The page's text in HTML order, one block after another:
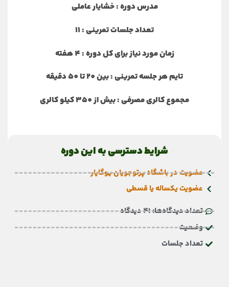
مدرس دوره : خشایار عاملی
تعداد جلسات تمرینی : 11
زمان مورد نیاز برای کل دوره : 4 هفته
تایم هر جلسه تمرینی : بین 20 تا 50 دقیقه
مجموع کالری مصرفی : بیش از 350 کیلو کالری
شرایط دسترسی به این دوره
عضویت در باشگاه پرتوجویان یوگایار
عضویت یکساله یا قسطی
تعداد دیدگاه‌ها: 41 دیدگاه
وضعیت
تعداد جلسات